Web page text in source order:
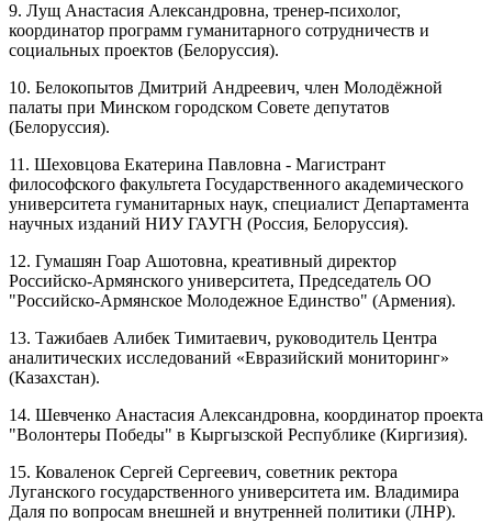
9. Лущ Анастасия Александровна, тренер-психолог,
координатор программ гуманитарного сотрудничеств и
социальных проектов (Белоруссия).
10. Белокопытов Дмитрий Андреевич, член Молодёжной
палаты при Минском городском Совете депутатов
(Белоруссия).
11. Шеховцова Екатерина Павловна - Магистрант
философского факультета Государственного академического
университета гуманитарных наук, специалист Департамента
научных изданий НИУ ГАУГН (Россия, Белоруссия).
12. Гумашян Гоар Ашотовна, креативный директор
Российско-Армянского университета, Председатель ОО
"Российско-Армянское Молодежное Единство" (Армения).
13. Тажибаев Алибек Тимитаевич, руководитель Центра
аналитических исследований «Евразийский мониторинг»
(Казахстан).
14. Шевченко Анастасия Александровна, координатор проекта
"Волонтеры Победы" в Кыргызской Республике (Киргизия).
15. Коваленок Сергей Сергеевич, советник ректора
Луганского государственного университета им. Владимира
Даля по вопросам внешней и внутренней политики (ЛНР).